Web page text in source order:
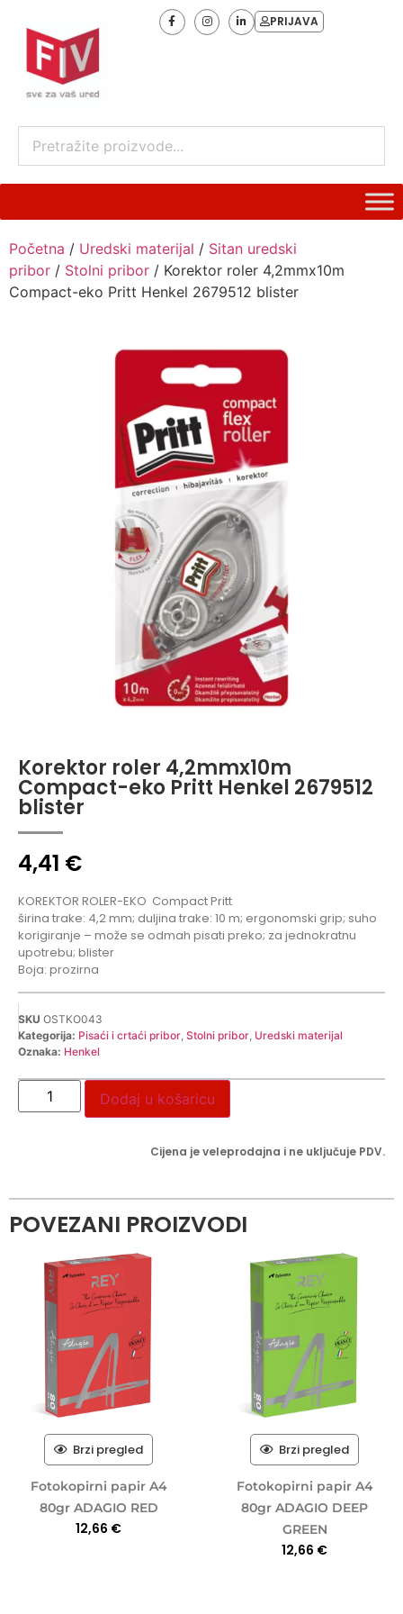
PRIJAVA
Početna / Uredski materijal / Sitan uredski
pribor / Stolni pribor / Korektor roler 4,2mmx10m
Compact-eko Pritt Henkel 2679512 blister
Korektor roler 4,2mmx10m
Compact-eko Pritt Henkel 2679512
blister
4,41 €
KOREKTOR ROLER-EKO Compact Pritt
širina trake: 4,2 mm; duljina trake: 10 m; ergonomski grip; suho
korigiranje – može se odmah pisati preko; za jednokratnu
upotrebu; blister
Boja: prozirna
SKU OSTKO043
Kategorija: Pisaći i crtaći pribor Stolni pribor Uredski materijal
Oznaka: Henkel
Dodaj u košaricu
Cijena je veleprodajna i ne uključuje PDV.
POVEZANI PROIZVODI
Brzi pregled
Fotokopirni papir A4
80gr ADAGIO RED
12,66 €
Brzi pregled
Fotokopirni papir A4
80gr ADAGIO DEEP
GREEN
12,66 €